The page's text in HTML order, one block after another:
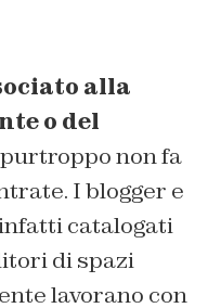
alla
o del
purtroppo non fa
I blogger e
catalogati
di spazi
lavorano con